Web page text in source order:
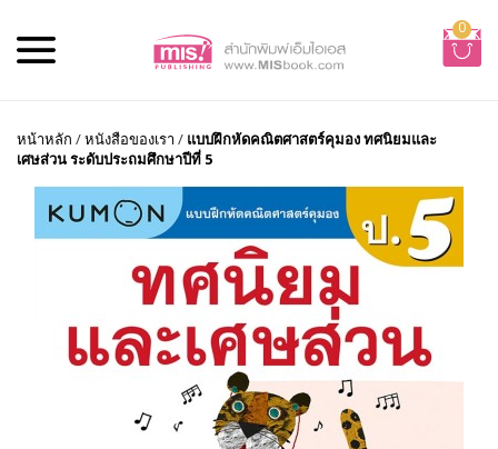
0
หน้าหลัก /หนังสือของเรา / แบบฝึกหัดคณิตศาสตร์คุมอง ทศนิยมและ
เศษส่วน ระดับประถมศึกษาปีที่ 5